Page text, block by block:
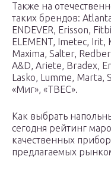
Также на
таких брендов:
ENDEVER, Erisson,
ELEMENT, Imetec, Irit,
Maxima, Salter,
A&D, Ariete, Bradex,
Lasko, Lumme, Marta,
«Миг», «ТВЕС».
Как выбрать
сегодня рейтинг
качественных
предлагаемых